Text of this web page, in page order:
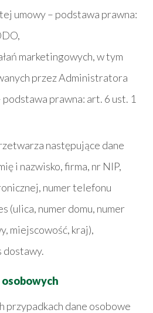
umowy – podstawa prawna:
marketingowych, w tym
przez Administratora
prawna: art. 6 ust. 1
następujące dane
i nazwisko, firma, nr NIP,
numer telefonu
(ulica, numer domu, numer
miejscowość, kraj),
dostawy.
osobowych
przypadkach dane osobowe